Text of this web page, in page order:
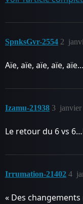
SpnksGvr-2554 2
Aïe, aïe, aïe, aïe, aïe…
Izamu-21938 3
Le retour du 6 vs
Irrumation-21402 4
« Des changements